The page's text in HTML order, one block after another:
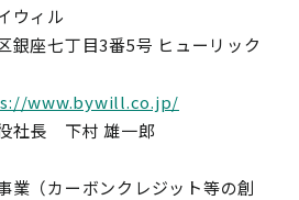
ウィル
座七丁目3番5号 ヒューリック
www.bywill.co.jp/
社長 下村 雄一郎
業（カーボンクレジット等の創